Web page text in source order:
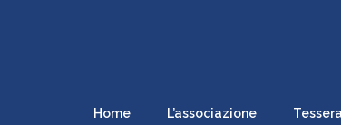
Home L’associazione